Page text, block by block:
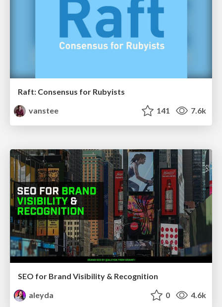
Raft: Consensus for Rubyists
vanstee
141 7.6k
SEO for Brand Visibility & Recognition
aleyda
0 4.6k